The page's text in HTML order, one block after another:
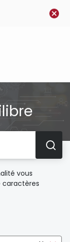
vous
caractères